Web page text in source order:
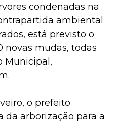
condenadas na
ambiental
está previsto o
novas mudas, todas
Municipal,
o prefeito
arborização para a